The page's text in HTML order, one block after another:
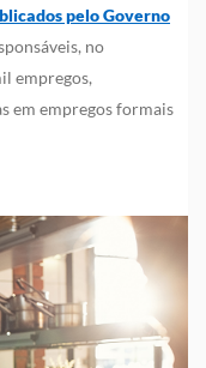
pelo Governo
no
empregos,
em empregos formais